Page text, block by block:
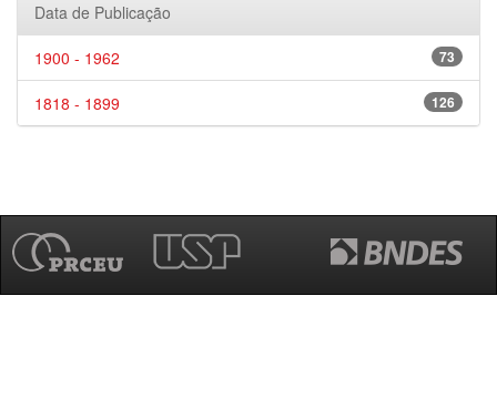
Data de Publicação
73
1900 - 1962
126
1818 - 1899